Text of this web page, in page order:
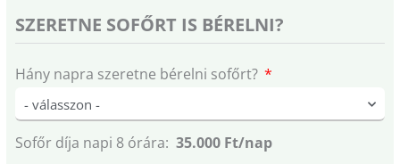
SZERETNE SOFŐRT IS BÉRELNI?
Hány napra szeretne bérelni sofőrt?
Sofőr díja napi 8 órára: 35.000 Ft/nap